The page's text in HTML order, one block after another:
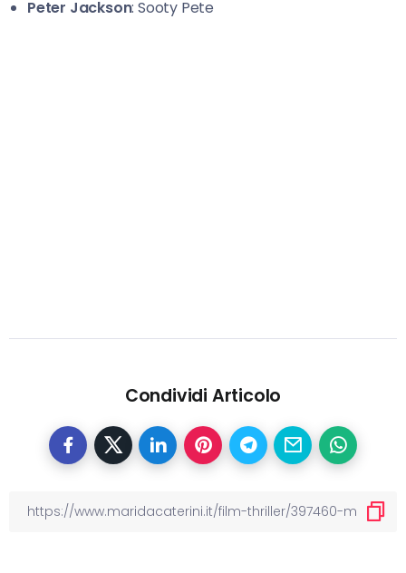
Peter Jackson: Sooty Pete
Condividi Articolo